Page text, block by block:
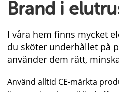
Brand i
I våra hem finns mycket
du sköter underhållet på
använder dem rätt,
Använd alltid CE-märkta